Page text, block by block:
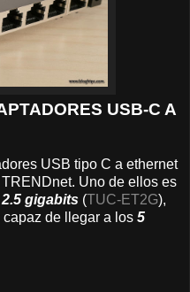
USB-C A
USB tipo C a ethernet
Uno de ellos es
2.5 gigabits (TUC-ET2G),
de llegar a los 5